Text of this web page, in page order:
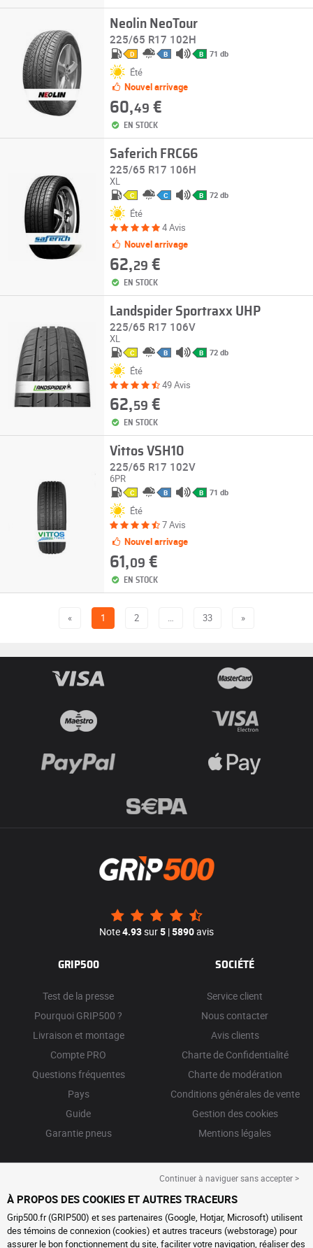
Neolin NeoTour
225/65 R17 102H
D B B 71 db
Été
Nouvel arrivage
60,49 €
EN STOCK
Saferich FRC66
225/65 R17 106H
XL
C C B 72 db
Été
4 Avis
Nouvel arrivage
62,29 €
EN STOCK
Landspider Sportraxx UHP
225/65 R17 106V
XL
C B B 72 db
Été
49 Avis
62,59 €
EN STOCK
Vittos VSH10
225/65 R17 102V
6PR
C B B 71 db
Été
7 Avis
Nouvel arrivage
61,09 €
EN STOCK
« 1 2 … 33 »
Note4.93sur5 |5890avis
GRIP500
Test de la presse
Pourquoi GRIP500 ?
Livraison et montage
Compte PRO
Questions fréquentes
Pays
Guide
Garantie pneus
SOCIÉTÉ
Service client
Nous contacter
Avis clients
Charte de Confidentialité
Charte de modération
Conditions générales de vente
Gestion des cookies
Mentions légales
Continuer à naviguer sans accepter >
À PROPOS DES COOKIES ET AUTRES TRACEURS
Grip500.fr (GRIP500) et ses partenaires (Google, Hotjar, Microsoft) utilisent
des témoins de connexion (cookies) et autres traceurs (webstorage) pour
assurer le bon fonctionnement du site, faciliter votre navigation, réaliser des